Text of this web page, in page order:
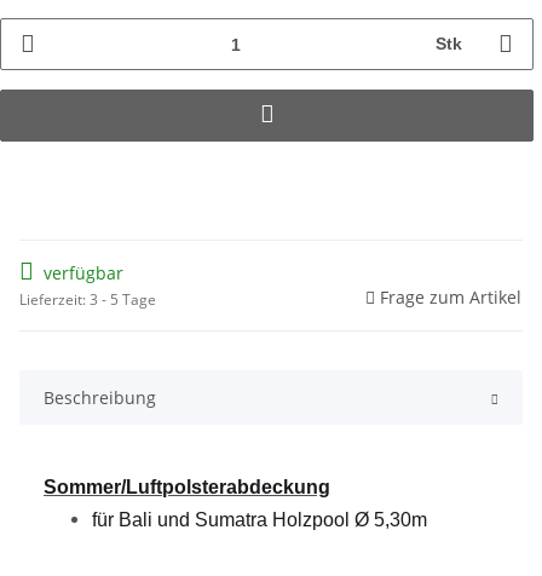
Stk
verfügbar
Lieferzeit: 3 - 5 Tage Frage zum Artikel
Beschreibung
Sommer/Luftpolsterabdeckung
für Bali und Sumatra Holzpool Ø 5,30m